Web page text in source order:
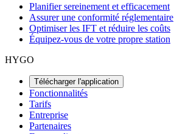
Planifier sereinement et efficacement
Assurer une conformité réglementaire
Optimiser les IFT et réduire les coûts
Équipez-vous de votre propre station
HYGO
Télécharger l'application
Fonctionnalités
Tarifs
Entreprise
Partenaires